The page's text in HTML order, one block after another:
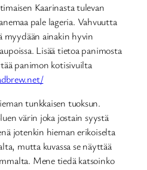
Kaarinasta tulevan
pale lageria. Vahvuutta
myydään ainakin hyvin
Lisää tietoa panimosta
panimon kotisivuilta
tunkkaisen tuoksun.
värin joka jostain syystä
jotenkin hieman erikoiselta
mutta kuvassa se näyttää
Mene tiedä katsoinko